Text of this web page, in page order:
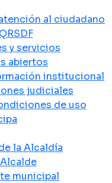
al ciudadano
y servicios
abiertos
institucional
judiciales
de uso
la Alcaldía
municipal